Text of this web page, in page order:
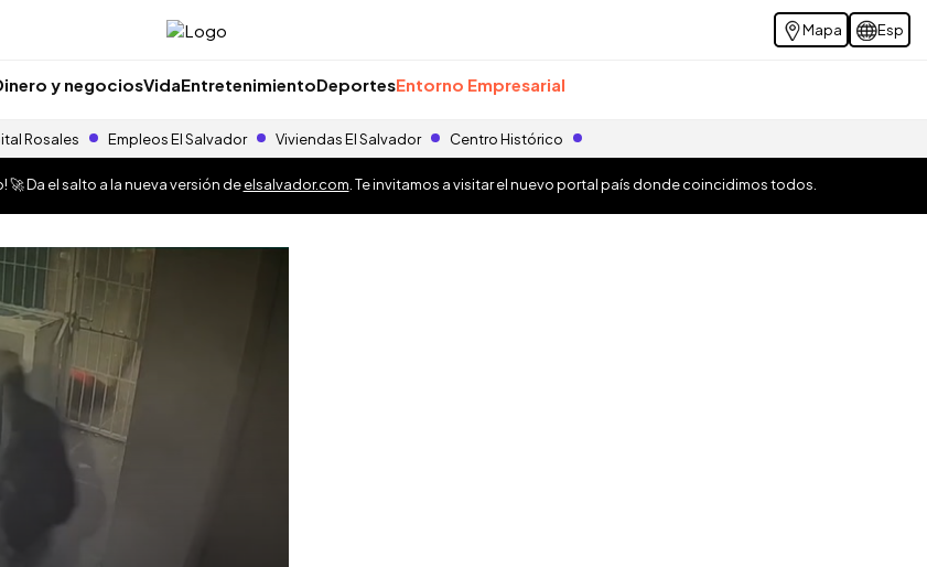
Mapa Esp
y negociosVidaEntretenimientoDeportesEntorno Empresarial
Rosales Empleos El Salvador Viviendas El Salvador Centro Histórico
Da el salto a la nueva versión deelsalvador.com . Te invitamos a visitar el nuevo portal país donde coincidimos todos.